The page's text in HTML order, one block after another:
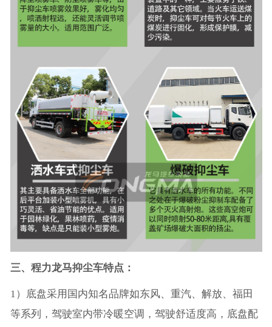
三、程力龙马抑尘车特点：
1）底盘采用国内知名品牌如东风、重汽、解放、福田
等系列，驾驶室内带冷暖空调，驾驶舒适度高，底盘配